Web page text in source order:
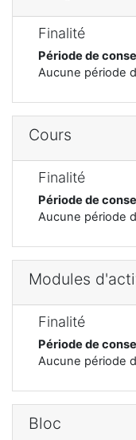
Finalité
Période de
Aucune période
Cours
Finalité
Période de
Aucune période
Modules
Finalité
Période de
Aucune période
Bloc